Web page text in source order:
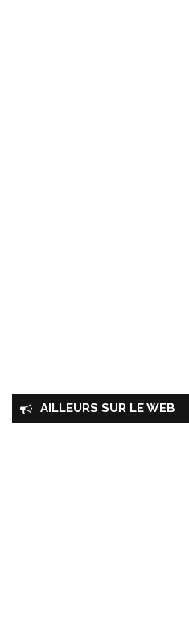
AILLEURS SUR LE WEB